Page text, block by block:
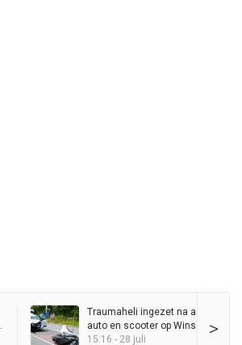
>
Traumaheli ingezet na aanrijding
auto en scooter op
15:16 - 28 juli